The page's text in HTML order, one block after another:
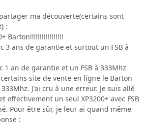
ma découverte(certains sont
:
Barton!!!!!!!!!!!!!!!!!
3 ans de garantie et surtout un FSB à
1 an de garantie et un FSB à 333Mhz
site de vente en ligne le Barton
333Mhz. J'ai cru à une erreur. Je suis allé
effectivement un seul XP3200+ avec FSB
Pour être sûr, je leur ai quand même
: